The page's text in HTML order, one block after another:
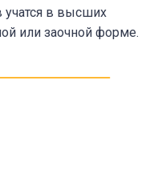
учатся в высших
или заочной форме.